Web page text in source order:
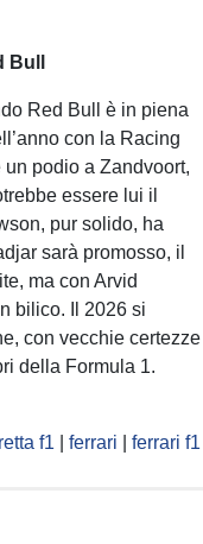
Red Bull è in piena
con la Racing
podio a Zandvoort,
essere lui il
pur solido, ha
sarà promosso, il
ma con Arvid
bilico. Il 2026 si
con vecchie certezze
della Formula 1.
f1 |ferrari |ferrari f1